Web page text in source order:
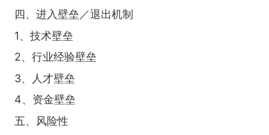
四、进入壁垒／退出机制
1、技术壁垒
2、行业经验壁垒
3、人才壁垒
4、资金壁垒
五、风险性